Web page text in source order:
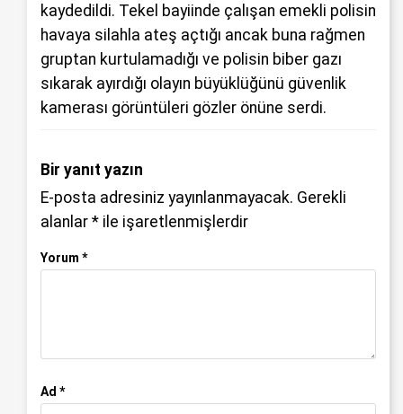
kaydedildi. Tekel bayiinde çalışan emekli polisin
havaya silahla ateş açtığı ancak buna rağmen
gruptan kurtulamadığı ve polisin biber gazı
sıkarak ayırdığı olayın büyüklüğünü güvenlik
kamerası görüntüleri gözler önüne serdi.
Bir yanıt yazın
E-posta adresiniz yayınlanmayacak. Gerekli
alanlar * ile işaretlenmişlerdir
Yorum *
Ad *